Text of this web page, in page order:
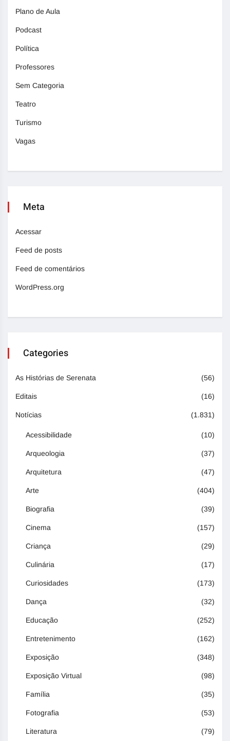
Plano de Aula
Podcast
Política
Professores
Sem Categoria
Teatro
Turismo
Vagas
Meta
Acessar
Feed de posts
Feed de comentários
WordPress.org
Categories
As Histórias de Serenata (56)
Editais (16)
Notícias (1.831)
Acessibilidade (10)
Arqueologia (37)
Arquitetura (47)
Arte (404)
Biografia (39)
Cinema (157)
Criança (29)
Culinária (17)
Curiosidades (173)
Dança (32)
Educação (252)
Entretenimento (162)
Exposição (348)
Exposição Virtual (98)
Família (35)
Fotografia (53)
Literatura (79)